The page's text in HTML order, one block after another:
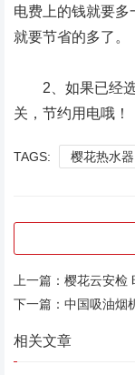
电费上的钱就要多
就要节省的多了。
2、如果已经选
关，节约用电哦！
TAGS: 樱花热水器
上一篇： 樱花云安检
下一篇： 中国吸油烟
相关文章